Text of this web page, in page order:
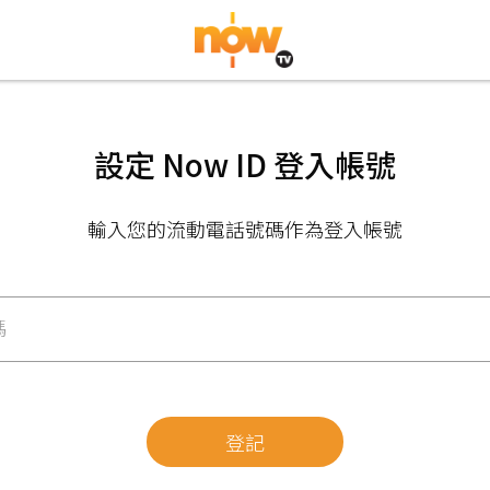
設定 Now ID 登入帳號
輸入您的流動電話號碼作為登入帳號
登記